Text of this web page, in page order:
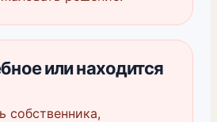
или находится
собственника,